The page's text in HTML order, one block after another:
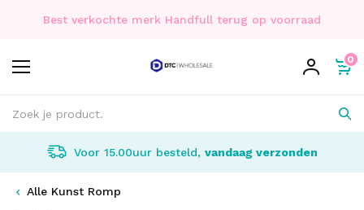
Best verkochte merk Handfull terug op voorraad
0
Voor 15.00uur besteld, vandaag verzonden
Alle Kunst Romp